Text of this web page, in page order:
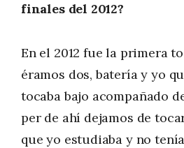
finales del 2012?
En el 2012 fue la primera
éramos dos, batería y yo
tocaba bajo acompañado
per de ahí dejamos de
que yo estudiaba y no